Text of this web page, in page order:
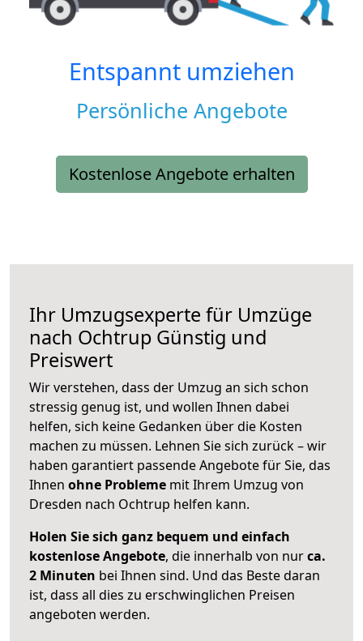
Entspannt umziehen
Persönliche Angebote
Kostenlose Angebote erhalten
Ihr Umzugsexperte für Umzüge
nach Ochtrup Günstig und
Preiswert
Wir verstehen, dass der Umzug an sich schon
stressig genug ist, und wollen Ihnen dabei
helfen, sich keine Gedanken über die Kosten
machen zu müssen. Lehnen Sie sich zurück – wir
haben garantiert passende Angebote für Sie, das
Ihnen ohne Probleme mit Ihrem Umzug von
Dresden nach Ochtrup helfen kann.
Holen Sie sich ganz bequem und einfach
kostenlose Angebote, die innerhalb von nurca.
2 Minuten bei Ihnen sind. Und das Beste daran
ist, dass all dies zu erschwinglichen Preisen
angeboten werden.